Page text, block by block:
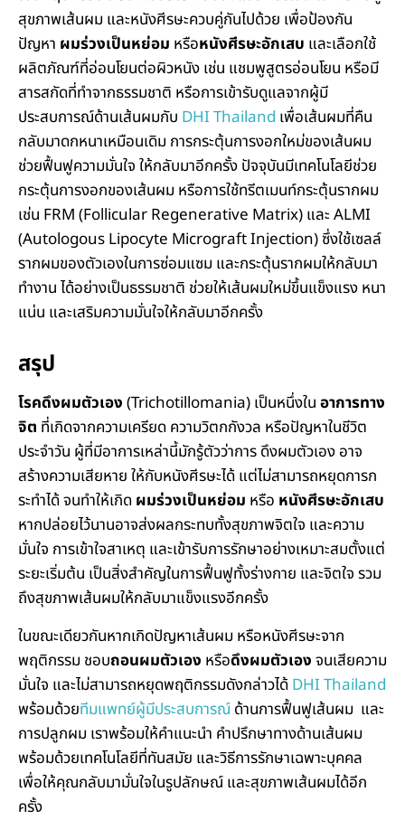
สุขภาพเส้นผม และหนังศีรษะควบคู่กันไปด้วย เพื่อป้องกัน
ปัญหา ผมร่วงเป็นหย่อม หรือหนังศีรษะอักเสบ และเลือกใช้
ผลิตภัณฑ์ที่อ่อนโยนต่อผิวหนัง เช่น แชมพูสูตรอ่อนโยน หรือมี
สารสกัดที่ทำจากธรรมชาติ หรือการเข้ารับดูแลจากผู้มี
ประสบการณ์ด้านเส้นผมกับ DHI Thailand เพื่อเส้นผมที่คืน
กลับมาดกหนาเหมือนเดิม การกระตุ้นการงอกใหม่ของเส้นผม
ช่วยฟื้นฟูความมั่นใจ ให้กลับมาอีกครั้ง ปัจจุบันมีเทคโนโลยีช่วย
กระตุ้นการงอกของเส้นผม หรือการใช้ทรีตเมนท์กระตุ้นรากผม
เช่น FRM (Follicular Regenerative Matrix)และALMI
(Autologous Lipocyte Micrograft Injection)ซึ่งใช้เซลล์
รากผมของตัวเองในการซ่อมแซม และกระตุ้นรากผมให้กลับมา
ทำงาน ได้อย่างเป็นธรรมชาติ ช่วยให้เส้นผมใหม่ขึ้นแข็งแรง หนา
แน่น และเสริมความมั่นใจให้กลับมาอีกครั้ง
สรุป
โรคดึงผมตัวเอง(Trichotillomania) เป็นหนึ่งในอาการทาง
จิต ที่เกิดจากความเครียด ความวิตกกังวล หรือปัญหาในชีวิต
ประจำวัน ผู้ที่มีอาการเหล่านี้มักรู้ตัวว่าการ ดึงผมตัวเอง อาจ
สร้างความเสียหาย ให้กับหนังศีรษะได้ แต่ไม่สามารถหยุดการก
ระทำได้ จนทำให้เกิดผมร่วงเป็นหย่อม หรือ หนังศีรษะอักเสบ
หากปล่อยไว้นานอาจส่งผลกระทบทั้งสุขภาพจิตใจ และความ
มั่นใจ การเข้าใจสาเหตุ และเข้ารับการรักษาอย่างเหมาะสมตั้งแต่
ระยะเริ่มต้น เป็นสิ่งสำคัญในการฟื้นฟูทั้งร่างกาย และจิตใจ รวม
ถึงสุขภาพเส้นผมให้กลับมาแข็งแรงอีกครั้ง
ในขณะเดียวกันหากเกิดปัญหาเส้นผม หรือหนังศีรษะจาก
พฤติกรรม ชอบถอนผมตัวเอง หรือดึงผมตัวเองจนเสียความ
มั่นใจ และไม่สามารถหยุดพฤติกรรมดังกล่าวได้DHI Thailand
พร้อมด้วยทีมแพทย์ผู้มีประสบการณ์ด้านการฟื้นฟูเส้นผม และ
การปลูกผม เราพร้อมให้คำแนะนำ คำปรึกษาทางด้านเส้นผม
พร้อมด้วยเทคโนโลยีที่ทันสมัย และวิธีการรักษาเฉพาะบุคคล
เพื่อให้คุณกลับมามั่นใจในรูปลักษณ์ และสุขภาพเส้นผมได้อีก
ครั้ง